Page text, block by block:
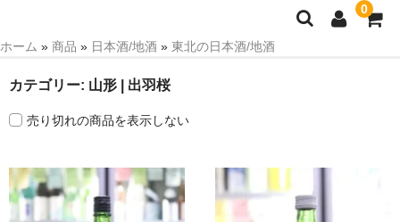
0
ワイン
和リキュール・梅酒
ホーム » 商品 » 日本酒/地酒 » 東北の日本酒/地酒
カテゴリー: 山形 | 出羽桜
売り切れの商品を表示しない